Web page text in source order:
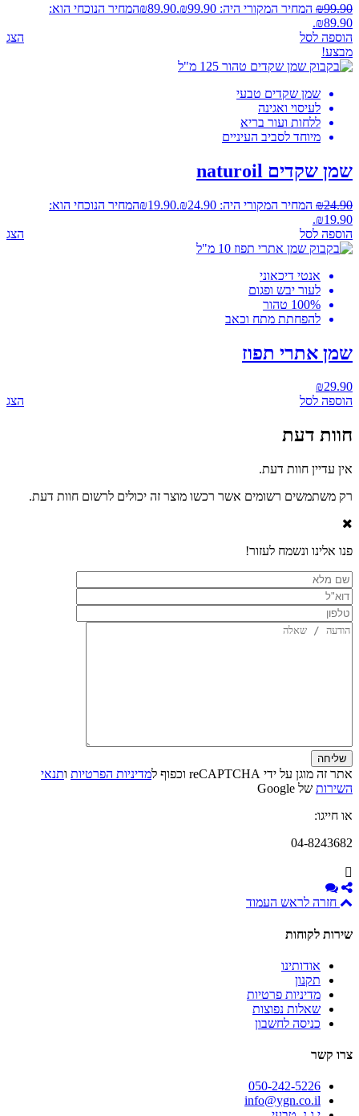
₪99.90 המחיר המקורי היה: ₪99.90. ₪89.90
המחיר הנוכחי הוא:
₪89.90.
הוספה לסל
הצג
מבצע!
שמן שקדים טבעי
לעיסוי ואגינה
ללחות ועור בריא
מיוחד לסביב העיניים
שמן שקדים naturoil
₪24.90 המחיר המקורי היה: ₪24.90. ₪19.90
המחיר הנוכחי הוא:
₪19.90.
הוספה לסל
הצג
אנטי דיכאוני
לעור יבש ופגום
100% טהור
להפחתת מתח וכאב
שמן אתרי תפוז
₪29.90
הוספה לסל
הצג
חוות דעת
אין עדיין חוות דעת.
רק משתמשים רשומים אשר רכשו מוצר זה יכולים לרשום חוות דעת.
פנו אלינו ונשמח לעזור!
אתר זה מוגן על ידי reCAPTCHA וכפוף ל מדיניות הפרטיות ותנאי
השירות של Google
או חייגו:
04-8243682
חזרה לראש העמוד
שירות לקוחות
אודותינו
תקנון
מדיניות פרטיות
שאלות נפוצות
כניסה לחשבון
צרו קשר
050-242-5226
info@ygn.co.il